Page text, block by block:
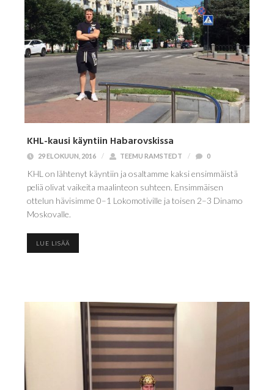
KHL-kausi käyntiin Habarovskissa
29 ELOKUUN, 2016 / TEEMU RAMSTEDT / 0
KHL on lähtenyt käyntiin ja osaltamme kaksi ensimmäistä
peliä olivat vaikeita maalinteon suhteen. Ensimmäisen
ottelun hävisimme 0–1 Lokomotiville ja toisen 2–3 Dinamo
Moskovalle.
LUE LISÄÄ